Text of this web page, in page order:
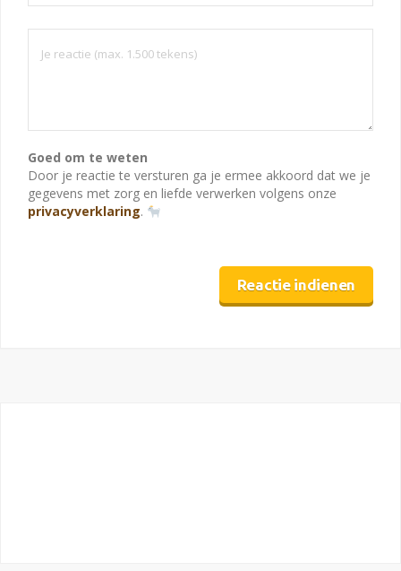
Goed om te weten
Door je reactie te versturen ga je ermee akkoord dat we je
gegevens met zorg en liefde verwerken volgens onze
privacyverklaring.